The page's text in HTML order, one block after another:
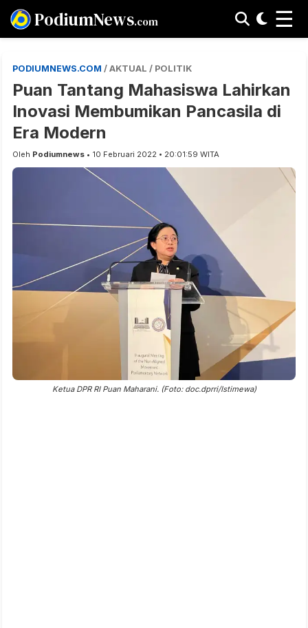
PodiumNews.com ☰
PODIUMNEWS.COM / AKTUAL / POLITIK
Puan Tantang Mahasiswa Lahirkan
Inovasi Membumikan Pancasila di
Era Modern
Oleh Podiumnews • 10 Februari 2022 • 20:01:59 WITA
Ketua DPR RI Puan Maharani. (Foto: doc.dprri/Istimewa)